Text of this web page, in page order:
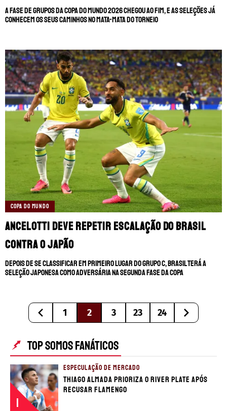
A fase de grupos da Copa do Mundo 2026 chegou ao fim, e as seleções já
conhecem os seus caminhos no mata-mata do torneio
COPA DO MUNDO
Ancelotti deve repetir escalação do Brasil
contra o Japão
Depois de se classificar em primeiro lugar do Grupo C, Brasil terá a
Seleção Japonesa como adversária na segunda fase da Copa
1 2 3 23 24
TOP SOMOS FANÁTICOS
1
ESPECULAÇÃO DE MERCADO
Thiago Almada prioriza o River Plate após
recusar Flamengo